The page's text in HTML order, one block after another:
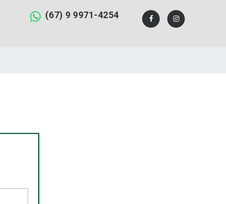
(67) 9 9971-4254